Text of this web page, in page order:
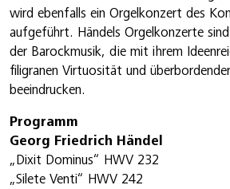
wird ebenfalls ein Orgelkonzert des
aufgeführt. Händels Orgelkonzerte
der Barockmusik, die mit ihrem
filigranen Virtuosität und
beeindrucken.
Programm
Georg Friedrich Händel
„Dixit Dominus“ HWV 232
„Silete Venti“ HWV 242